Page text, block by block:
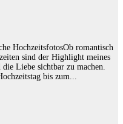
HochzeitsfotosOb romantisch
sind der Highlight meines
Liebe sichtbar zu machen.
bis zum...